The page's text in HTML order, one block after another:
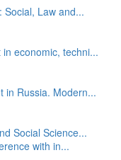
Social, Law and...
economic, techni...
in Russia. Modern...
Social Science...
with in...